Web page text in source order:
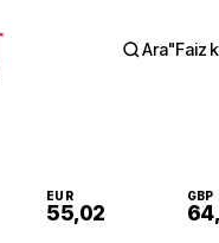
Ara"Faiz
EUR
55,02
GBP